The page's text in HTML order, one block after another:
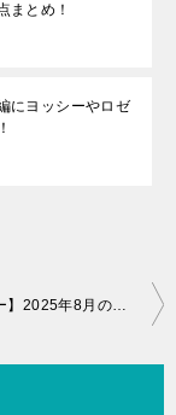
まとめ！
にヨッシーやロゼ
【ディズニー】2025年8月の営業時間・天気の動向まとめ！ 混雑の傾向も調べてみた！